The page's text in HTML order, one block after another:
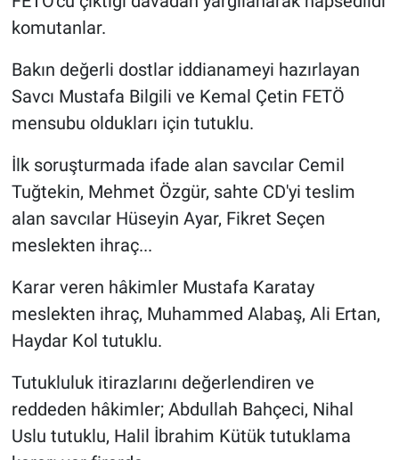
komutanlar.
Bakın değerli dostlar iddianameyi hazırlayan
Savcı Mustafa Bilgili ve Kemal Çetin FETÖ
mensubu oldukları için tutuklu.
İlk soruşturmada ifade alan savcılar Cemil
Tuğtekin, Mehmet Özgür, sahte CD'yi teslim
alan savcılar Hüseyin Ayar, Fikret Seçen
meslekten ihraç...
Karar veren hâkimler Mustafa Karatay
meslekten ihraç, Muhammed Alabaş, Ali Ertan,
Haydar Kol tutuklu.
Tutukluluk itirazlarını değerlendiren ve
reddeden hâkimler; Abdullah Bahçeci, Nihal
Uslu tutuklu, Halil İbrahim Kütük tutuklama